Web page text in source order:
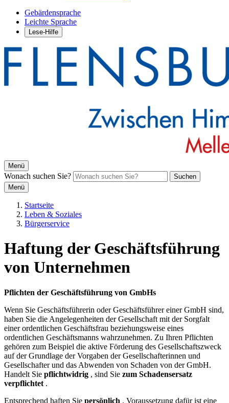
Gebärdensprache
Leichte Sprache
Lese-Hilfe
Menü
Wonach suchen Sie?
Suchen
Menü
Startseite
Leben & Soziales
Bürgerservice
Haftung der Geschäftsführung
von Unternehmen
Pflichten der Geschäftsführung von GmbHs
Wenn Sie Geschäftsführerin oder Geschäftsführer einer GmbH sind,
haben Sie die Angelegenheiten der Gesellschaft mit der Sorgfalt
einer ordentlichen Geschäftsfrau beziehungsweise eines
ordentlichen Geschäftsmanns wahrzunehmen. Zu Ihren Pflichten
gehören zum Beispiel die aktive Förderung des Gesellschaftszweck
auf der Grundlage der Vorgaben der Gesellschafterinnen und
Gesellschafter und das Abwenden von Schaden von der GmbH.
Handelt Sie pflichtwidrig , sind Sie zum Schadensersatz
verpflichtet .
Entsprechend haften Sie persönlich . Voraussetzung dafür ist eine